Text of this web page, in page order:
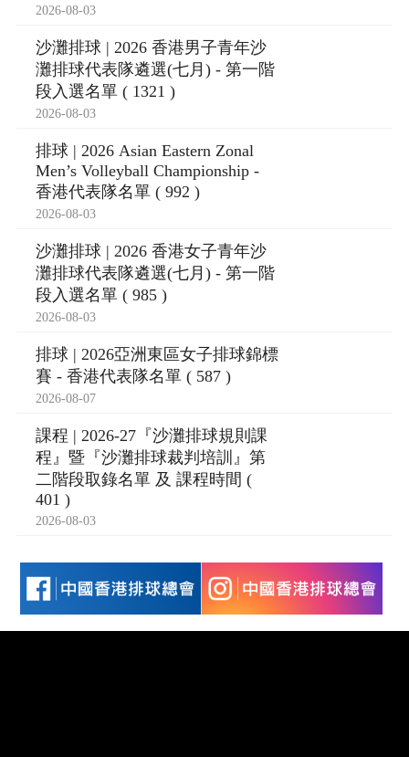
2026-08-03
沙灘排球 | 2026 香港男子青年沙
灘排球代表隊遴選(七月) - 第一階
段入選名單 ( 1321 )
2026-08-03
排球 | 2026 Asian Eastern Zonal
Men’s Volleyball Championship -
香港代表隊名單 ( 992 )
2026-08-03
沙灘排球 | 2026 香港女子青年沙
灘排球代表隊遴選(七月) - 第一階
段入選名單 ( 985 )
2026-08-03
排球 | 2026亞洲東區女子排球錦標
賽 - 香港代表隊名單 ( 587 )
2026-08-07
課程 | 2026-27『沙灘排球規則課
程』暨『沙灘排球裁判培訓』第
二階段取錄名單 及 課程時間 (
401 )
2026-08-03